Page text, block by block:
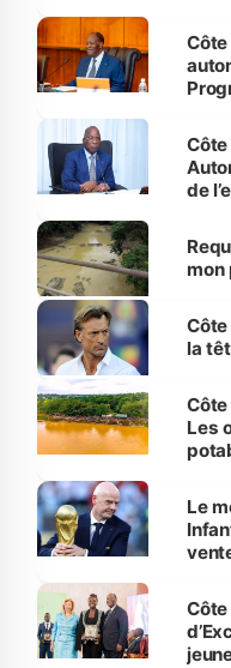
et
Côte
de
mon
Côte
la
Les
Le